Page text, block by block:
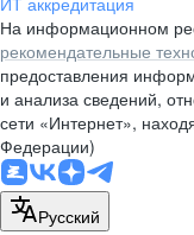
12 этаж, офис 1209
+7 727 232-13-13
pr@headhunter.com.kz
На информационном
рекомендательные
предоставления
и анализа сведений,
сети «Интернет»,
Федерации)
Русский